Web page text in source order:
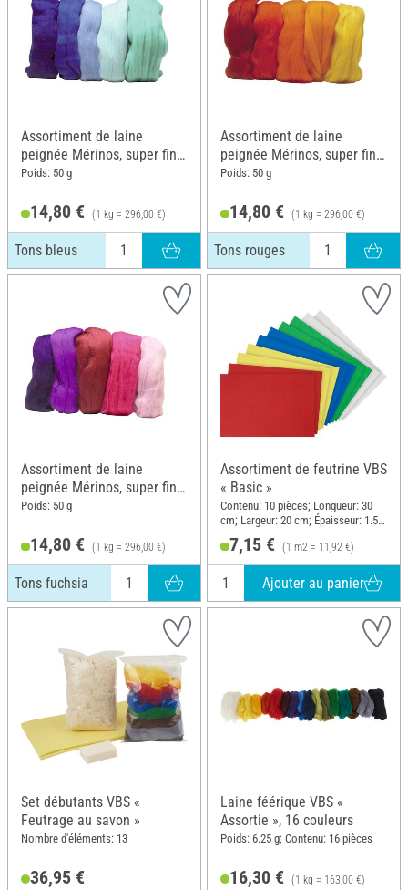
Assortiment de laine
peignée Mérinos, super fine,
50 g, Tons bleus
Poids: 50 g
14,80 € (1 kg = 296,00 €)
Tons bleus
Assortiment de laine
peignée Mérinos, super fine,
50 g, Tons rouges
Poids: 50 g
14,80 € (1 kg = 296,00 €)
Tons rouges
Assortiment de laine
peignée Mérinos, super fine,
50 g, Tons fuchsia
Poids: 50 g
14,80 € (1 kg = 296,00 €)
Tons fuchsia
Assortiment de feutrine VBS
« Basic »
Contenu: 10 pièces; Longueur: 30
cm; Largeur: 20 cm; Épaisseur: 1.5
7,15 € (1 m2 = 11,92 €)
Ajouter au panier
Set débutants VBS «
Feutrage au savon »
Nombre d'éléments: 13
36,95 €
Laine féérique VBS «
Assortie », 16 couleurs
Poids: 6.25 g; Contenu: 16 pièces
16,30 € (1 kg = 163,00 €)